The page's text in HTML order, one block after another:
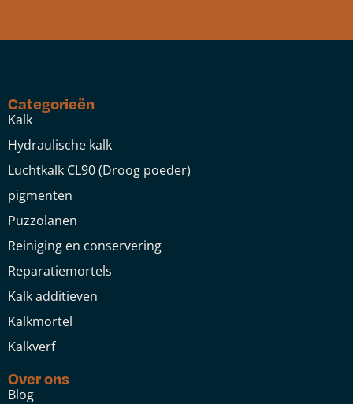
Categorieën
Kalk
Hydraulische kalk
Luchtkalk CL90 (Droog poeder)
pigmenten
Puzzolanen
Reiniging en conservering
Reparatiemortels
Kalk additieven
Kalkmortel
Kalkverf
Over ons
Blog